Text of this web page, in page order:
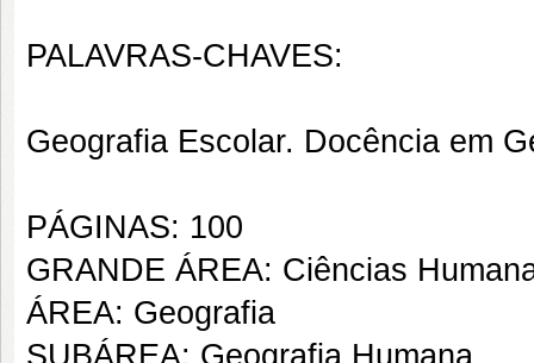
PALAVRAS-CHAVES:
Geografia Escolar. Docência em
PÁGINAS: 100
GRANDE ÁREA: Ciências
ÁREA: Geografia
SUBÁREA: Geografia Humana